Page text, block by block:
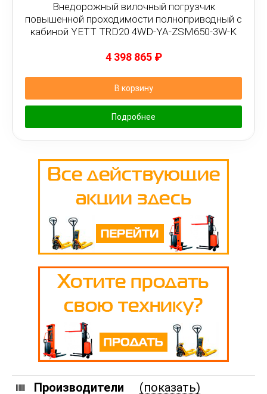
Внедорожный вилочный погрузчик
повышенной проходимости полноприводный с
кабиной YETT TRD20 4WD-YA-ZSM650-3W-K
4 398 865 ₽
В корзину
Подробнее
Производители (показать)